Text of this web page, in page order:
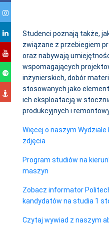
Studenci poznają także,
związane z przebiegiem
oraz nabywają
wspomagających
inżynierskich, dobór
stosowanych jako
ich eksploatacją w
produkcyjnych i
Więcej o naszym
zdjęcia
Program studiów na
maszyn
Zobacz informator
kandydatów na studia 1
Czytaj wywiad z naszym